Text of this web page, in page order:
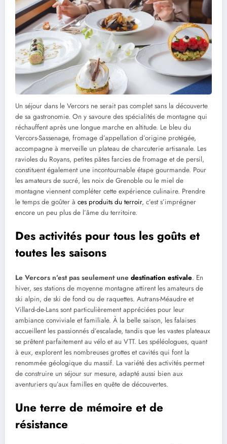
Un séjour dans le Vercors ne serait pas complet sans la découverte
de sa gastronomie. On y savoure des spécialités de montagne qui
réchauffent après une longue marche en altitude. Le bleu du
Vercors-Sassenage, fromage d’appellation d’origine protégée,
accompagne à merveille un plateau de charcuterie artisanale. Les
ravioles du Royans, petites pâtes farcies de fromage et de persil,
constituent également une incontournable étape gourmande. Pour
les amateurs de sucré, les noix de Grenoble ou le miel de
montagne viennent compléter cette expérience culinaire. Prendre
le temps de goûter à ces produits du terroir, c’est s’imprégner
encore un peu plus de l’âme du territoire.
Des activités pour tous les goûts et
toutes les saisons
Le Vercors n’est pas seulement une destination estivale. En
hiver, ses stations de moyenne montagne attirent les amateurs de
ski alpin, de ski de fond ou de raquettes. Autrans-Méaudre et
Villard-de-Lans sont particulièrement appréciées pour leur
ambiance conviviale et familiale. À la belle saison, les falaises
accueillent les passionnés d’escalade, tandis que les vastes plateaux
se prêtent parfaitement au vélo et au VTT. Les spéléologues, quant
à eux, explorent les nombreuses grottes et cavités qui font la
renommée géologique du massif. La variété des activités permet
de construire un séjour sur mesure, adapté aussi bien aux
aventuriers qu’aux familles en quête de découvertes.
Une terre de mémoire et de
résistance